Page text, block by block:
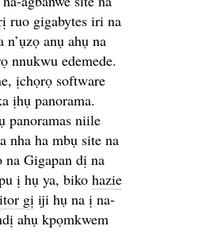
ruo gigabytes iri na
anụ ahụ na
nnukwu edemede.
ịchọrọ software
ịhụ panorama.
panoramas niile
nha ha mbụ site na
Gigapan dị na
ị hụ ya, biko hazie
gị iji hụ na ị na-
ahụ kpọmkwem